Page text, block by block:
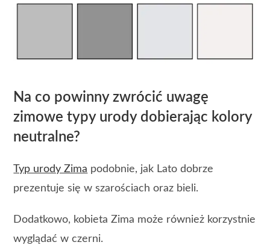
Na co powinny zwrócić uwagę
zimowe typy urody dobierając kolory
neutralne?
Typ urody Zima podobnie, jak Lato dobrze
prezentuje się w szarościach oraz bieli.
Dodatkowo, kobieta Zima może również korzystnie
wyglądać w czerni.